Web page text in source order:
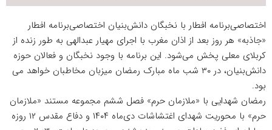
اختصاصی‌برنامه افطار با نخبگان دانش‌بنیان اختصاصی‌برنامه افطار
«جاذبه» هر روز بعد از اذان مغرب با اجرای مهیار عبدالهی به طور زنده از
کربلای معلی پخش می‌شود. این برنامه با وجود نخبگان و فعالان حوزه
دانش‌بنیان، در ۳۰ شب ماه مبارک رمضان میزبان مخاطبان خواهد می
بود.
رمضان شهدایی با «ملازمان حرم» فصل ششم مجموعه مستند «ملازمان
حرم» با محوریت شهدای اغتشاشات دی‌ماه ۱۴۰۴ و دفاع مقدس ۱۲ روزه